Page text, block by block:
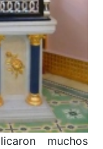
muchos